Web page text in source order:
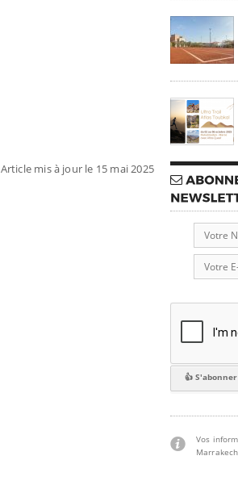
Article mis à jour le 15 mai 2025
Vos